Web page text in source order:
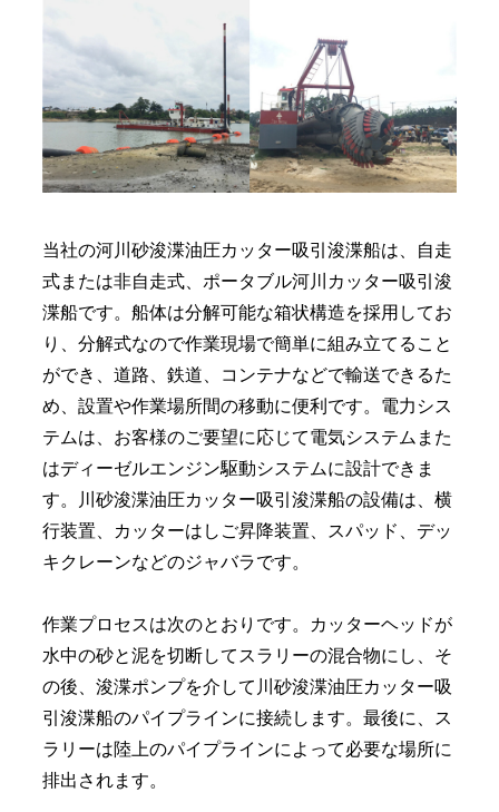
当社の河川砂浚渫油圧カッター吸引浚渫船は、自走
式または非自走式、ポータブル河川カッター吸引浚
渫船です。船体は分解可能な箱状構造を採用してお
り、分解式なので作業現場で簡単に組み立てること
ができ、道路、鉄道、コンテナなどで輸送できるた
め、設置や作業場所間の移動に便利です。電力シス
テムは、お客様のご要望に応じて電気システムまた
はディーゼルエンジン駆動システムに設計できま
す。川砂浚渫油圧カッター吸引浚渫船の設備は、横
行装置、カッターはしご昇降装置、スパッド、デッ
キクレーンなどのジャバラです。
作業プロセスは次のとおりです。カッターヘッドが
水中の砂と泥を切断してスラリーの混合物にし、そ
の後、浚渫ポンプを介して川砂浚渫油圧カッター吸
引浚渫船のパイプラインに接続します。最後に、ス
ラリーは陸上のパイプラインによって必要な場所に
排出されます。